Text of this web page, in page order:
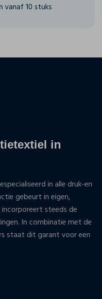
vanaf 10 stuks
in
in alle druk-en
gebeurt in eigen,
incorporeert steeds de
In combinatie met de
staat dit garant voor een